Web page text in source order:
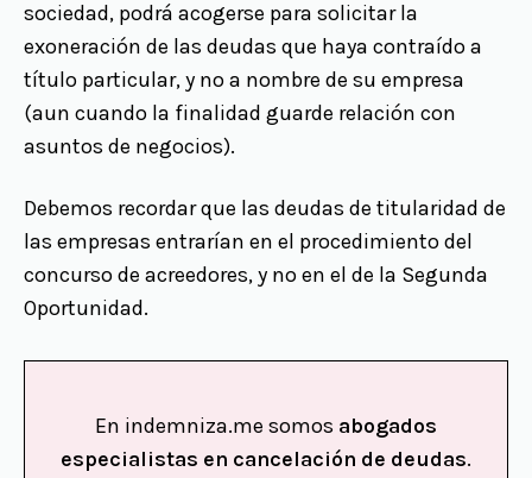
sociedad, podrá acogerse para solicitar la
exoneración de las deudas que haya contraído a
título particular, y no a nombre de su empresa
(aun cuando la finalidad guarde relación con
asuntos de negocios).
Debemos recordar que las deudas de titularidad de
las empresas entrarían en el procedimiento del
concurso de acreedores, y no en el de la Segunda
Oportunidad.
En indemniza.me somos abogados
especialistas en cancelación de deudas.